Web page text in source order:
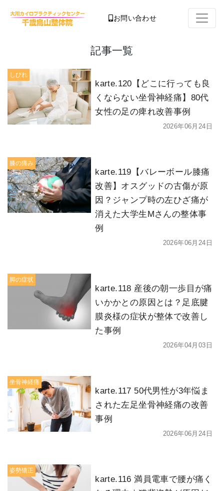
お問い合わせ
記事一覧
しびれ
karte.120【どこに行っても良
くならない坐骨神経痛】80代
女性の足の痺れ改善事例
2026年06月24日
膝の痛み
karte.119【バレーボール膝痛
改善】オスグッドの古傷が原
因？ジャンプ時の左ひざ痛が
消えた大学生Mさんの整体事
例
2026年06月24日
脚の症状
karte.118 産後の朝一歩目が痛
いかかとの原因とは？足底腱
膜炎様の症状が整体で改善し
た事例
2026年04月03日
坐骨神経痛
karte.117 50代男性が3年悩ま
された左足坐骨神経痛の改善
事例
2026年06月24日
姿勢矯正
karte.116 満員電車で腰が痛く